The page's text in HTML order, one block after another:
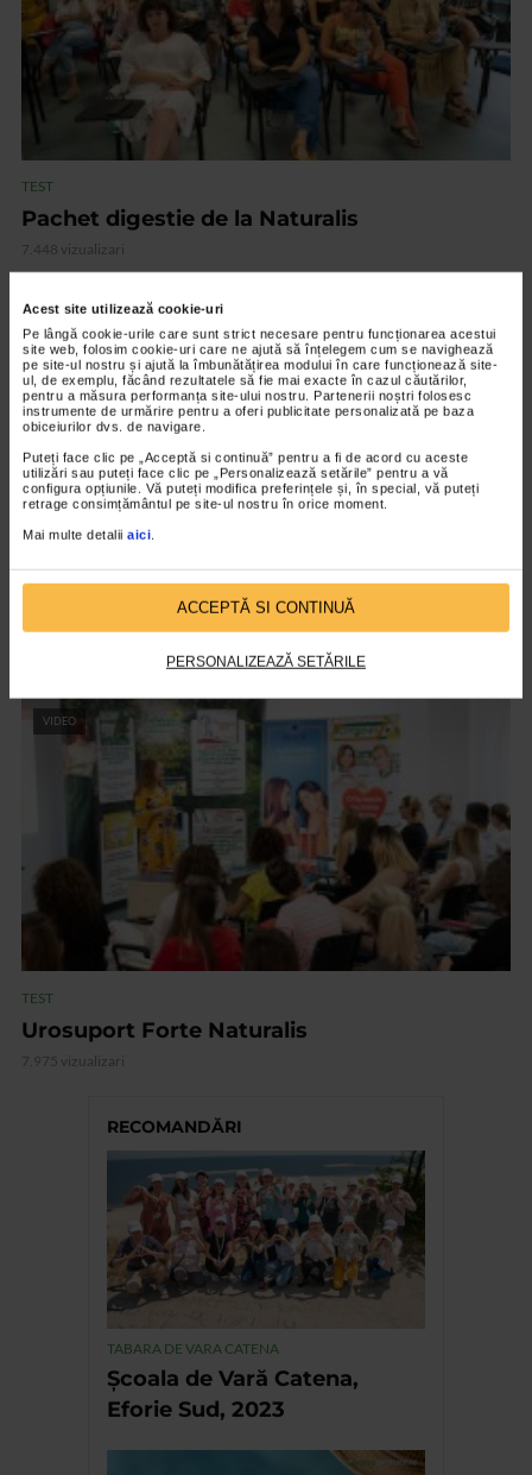
Acest site utilizează cookie-uri
Pe lângă cookie-urile care sunt strict necesare pentru funcționarea acestui
site web, folosim cookie-uri care ne ajută să înțelegem cum se navighează
pe site-ul nostru și ajută la îmbunătățirea modului în care funcționează site-
ul, de exemplu, făcând rezultatele să fie mai exacte în cazul căutărilor,
pentru a măsura performanța site-ului nostru. Partenerii noștri folosesc
instrumente de urmărire pentru a oferi publicitate personalizată pe baza
obiceiurilor dvs. de navigare.
Puteți face clic pe „Acceptă si continuă” pentru a fi de acord cu aceste
utilizări sau puteți face clic pe „Personalizează setările” pentru a vă
configura opțiunile. Vă puteți modifica preferințele și, în special, vă puteți
retrage consimțământul pe site-ul nostru în orice moment.
Mai multe detalii aici
ACCEPTĂ SI CONTINUĂ
PERSONALIZEAZĂ SETĂRILE
TEST
Pachet digestie de la Naturalis
7.448 vizualizari
VIDEO
TEST
Apetitslim si Lipidoslim de la Naturalis
VIDEO
TEST
Urosuport Forte Naturalis
7.975 vizualizari
RECOMANDĂRI
TABARA DE VARA CATENA
Școala de Vară Catena,
Eforie Sud, 2023